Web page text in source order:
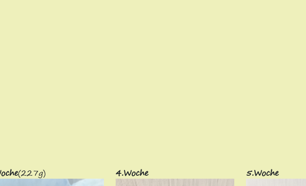
(227g) 4.Woche 5.Woche